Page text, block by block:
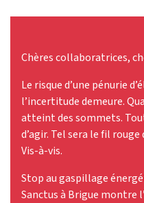
Chères collaboratrices,
Le risque d’une pénurie
l’incertitude demeure.
atteint des sommets.
d’agir. Tel sera le fil
Vis-à-vis.
Stop au gaspillage
Sanctus à Brigue montre